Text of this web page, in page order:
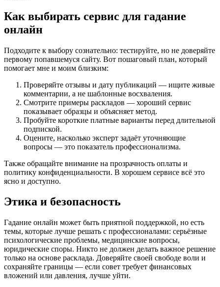
Как выбирать сервис для гадание
онлайн
Подходите к выбору сознательно: тестируйте, но не доверяйте
первому попавшемуся сайту. Вот пошаговый план, который
помогает мне и моим близким:
Проверяйте отзывы и дату публикаций — ищите живые
комментарии, а не шаблонные восхваления.
Смотрите примеры раскладов — хороший сервис
показывает образцы и объясняет метод.
Пробуйте короткие платные варианты перед длительной
подпиской.
Оцените, насколько эксперт задаёт уточняющие
вопросы — это показатель профессионализма.
Также обращайте внимание на прозрачность оплаты и
политику конфиденциальности. В хорошем сервисе всё это
ясно и доступно.
Этика и безопасность
Гадание онлайн может быть приятной поддержкой, но есть
темы, которые лучше решать с профессионалами: серьёзные
психологические проблемы, медицинские вопросы,
юридические споры. Никто не должен делать важное решение
только на основе расклада. Доверяйте своей свободе воли и
сохраняйте границы — если совет требует финансовых
вложений или давления, лучше уйти.